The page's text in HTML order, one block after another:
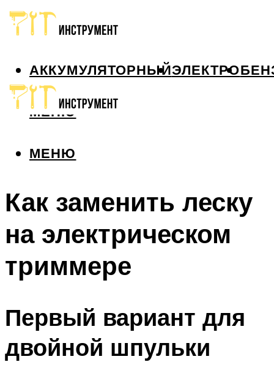
АККУМУЛЯТОРНЫЙЭЛЕКТРО
МЕНЮ
МЕНЮ
Как заменить леску
на электрическом
триммере
Первый вариант для
двойной шпульки